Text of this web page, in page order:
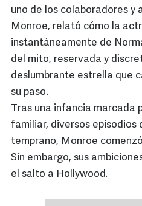
uno de los colaboradores y
Monroe, relató cómo la
instantáneamente de
del mito, reservada y
deslumbrante estrella que
su paso.
Tras una infancia marcada
familiar, diversos episodios
temprano, Monroe
Sin embargo, sus
el salto a Hollywood.